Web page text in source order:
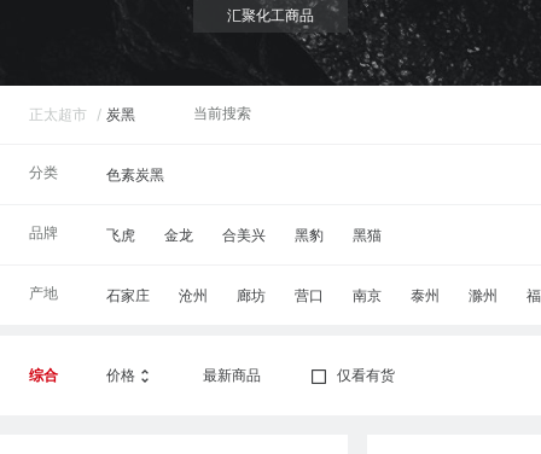
汇聚化工商品
正太超市 / 炭黑 当前搜索
分类 色素炭黑
品牌 飞虎 金龙 合美兴 黑豹 黑猫
产地 石家庄 沧州 廊坊 营口 南京 泰州 滁州
综合 价格 最新商品 仅看有货